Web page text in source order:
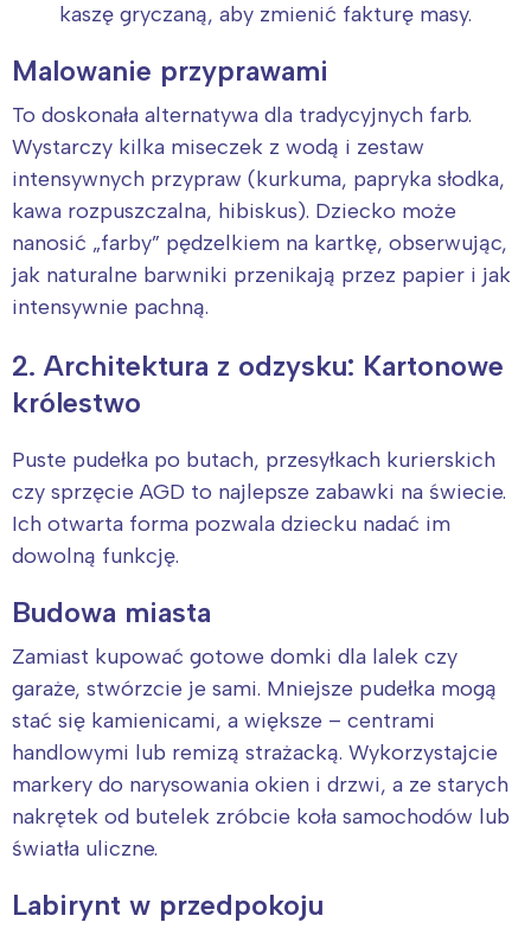
kaszę gryczaną, aby zmienić fakturę masy.
Malowanie przyprawami
To doskonała alternatywa dla tradycyjnych farb.
Wystarczy kilka miseczek z wodą i zestaw
intensywnych przypraw (kurkuma, papryka słodka,
kawa rozpuszczalna, hibiskus). Dziecko może
nanosić „farby” pędzelkiem na kartkę, obserwując,
jak naturalne barwniki przenikają przez papier i jak
intensywnie pachną.
2. Architektura z odzysku: Kartonowe
królestwo
Puste pudełka po butach, przesyłkach kurierskich
czy sprzęcie AGD to najlepsze zabawki na świecie.
Ich otwarta forma pozwala dziecku nadać im
dowolną funkcję.
Budowa miasta
Zamiast kupować gotowe domki dla lalek czy
garaże, stwórzcie je sami. Mniejsze pudełka mogą
stać się kamienicami, a większe – centrami
handlowymi lub remizą strażacką. Wykorzystajcie
markery do narysowania okien i drzwi, a ze starych
nakrętek od butelek zróbcie koła samochodów lub
światła uliczne.
Labirynt w przedpokoju